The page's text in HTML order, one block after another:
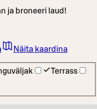
ja broneeri laud!
Terrass
Näita kaardina